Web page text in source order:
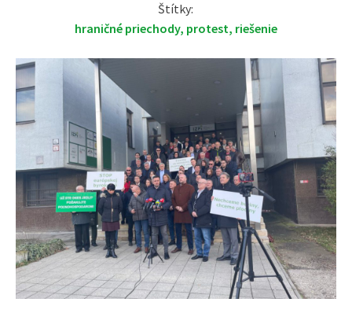
Štítky:
hraničné priechody, protest, riešenie